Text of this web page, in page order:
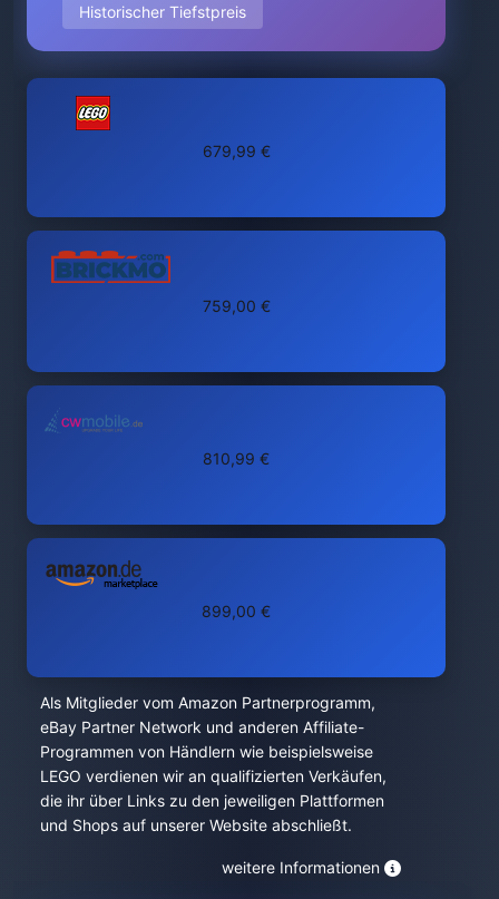
Historischer Tiefstpreis
679,99 €
759,00 €
810,99 €
899,00 €
Als Mitglieder vom Amazon Partnerprogramm,
eBay Partner Network und anderen Affiliate-
Programmen von Händlern wie beispielsweise
LEGO verdienen wir an qualifizierten Verkäufen,
die ihr über Links zu den jeweiligen Plattformen
und Shops auf unserer Website abschließt.
weitere Informationen